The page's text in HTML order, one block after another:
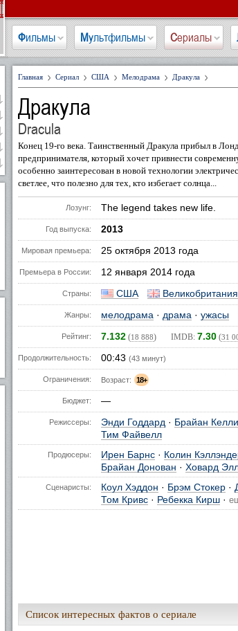
Фильмы Мультфильмы Сериалы
Главная Сериал США Мелодрама Дракула
Дракула
Dracula
Конец 19-го века. Таинственный Дракула прибыл в
предпринимателя, который хочет привнести
особенно заинтересован в новой технологии
светлее, что полезно для тех, кто избегает солнца...
Лозунг: The legend takes new life.
Год выпуска: 2013
Мировая премьера: 25 октября 2013 года
Премьера в России: 12 января 2014 года
Страны: США Великобритания
Жанры: мелодрама · драма · ужасы
Рейтинг: 7.132 (18 888) IMDB: 7.30 (31
Продолжительность: 00:43 (43 минут)
Ограничения: Возраст: 18+
Бюджет: —
Режиссеры: Энди Годдард · Брайан Келли
Тим Файвелл
Продюсеры: Ирен Барнс · Колин
Брайан Донован · Ховард
Сценаристы: Коул Хэддон · Брэм Стокер ·
Том Кривс · Ребекка Кирш ·
Список интересных фактов о сериале